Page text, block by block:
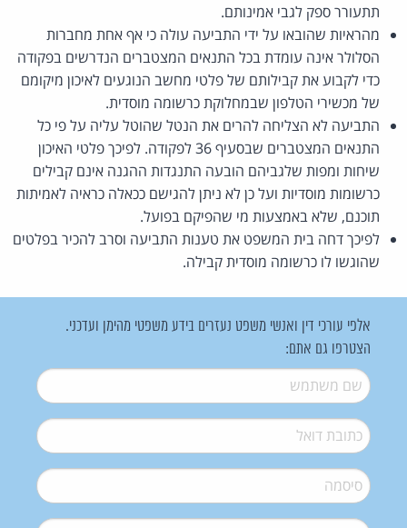
תתעורר ספק לגבי אמינותם.
מהראיות שהובאו על ידי התביעה עולה כי אף אחת מחברות
הסלולר אינה עומדת בכל התנאים המצטברים הנדרשים בפקודה
כדי לקבוע את קבילותם של פלטי מחשב הנוגעים לאיכון מיקומם
של מכשירי הטלפון שבמחלוקת כרשומה מוסדית.
התביעה לא הצליחה להרים את הנטל שהוטל עליה על פי כל
התנאים המצטברים שבסעיף 36 לפקודה. לפיכך פלטי האיכון
שיחות ומפות שלגביהם הובעה התנגדות ההגנה אינם קבילים
כרשומות מוסדיות ועל כן לא ניתן להגישם ככאלה כראיה לאמיתות
תוכנם, שלא באמצעות מי שהפיקם בפועל.
לפיכך דחה בית המשפט את טענות התביעה וסרב להכיר בפלטים
שהוגשו לו כרשומה מוסדית קבילה.
אלפי עורכי דין ואנשי משפט נעזרים בידע משפטי מהימן ועדכני.
הצטרפו גם אתם:
שם משתמש*
דואל*
סיסמה*